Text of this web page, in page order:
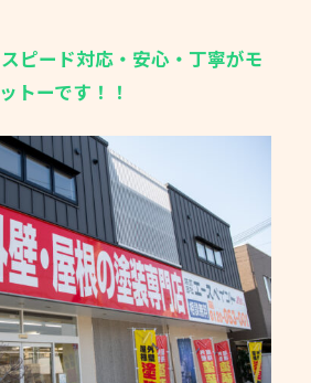
スピード対応・安心・丁寧がモ
ットーです！！